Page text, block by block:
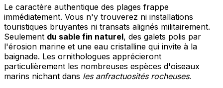
Le caractère authentique des plages frappe
immédiatement. Vous n'y trouverez ni installations
touristiques bruyantes ni transats alignés militairement.
Seulement du sable fin naturel, des galets polis par
l'érosion marine et une eau cristalline qui invite à la
baignade. Les ornithologues apprécieront
particulièrement les nombreuses espèces d'oiseaux
marins nichant dans les anfractuosités rocheuses.